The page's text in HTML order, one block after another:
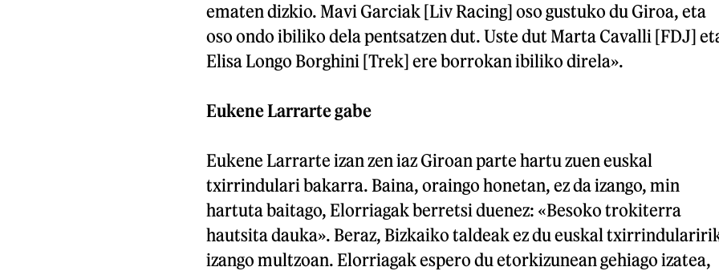
ematen dizkio. Mavi Garciak [Liv Racing] oso gustuko du Giroa, eta
oso ondo ibiliko dela pentsatzen dut. Uste dut Marta Cavalli [FDJ]
Elisa Longo Borghini [Trek] ere borrokan ibiliko direla».
Eukene Larrarte gabe
Eukene Larrarte izan zen iaz Giroan parte hartu zuen euskal
txirrindulari bakarra. Baina, oraingo honetan, ez da izango, min
hartuta baitago, Elorriagak berretsi duenez: «Besoko trokiterra
hautsita dauka». Beraz, Bizkaiko taldeak ez du euskal
izango multzoan. Elorriagak espero du etorkizunean gehiago izatea,